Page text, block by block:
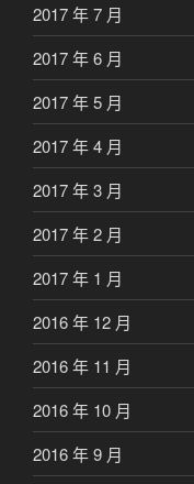
2017 年 7 月
2017 年 6 月
2017 年 5 月
2017 年 4 月
2017 年 3 月
2017 年 2 月
2017 年 1 月
2016 年 12 月
2016 年 11 月
2016 年 10 月
2016 年 9 月